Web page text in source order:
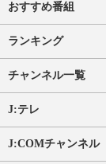
おすすめ番組
ランキング
チャンネル一覧
J:テレ
J:COMチャンネル